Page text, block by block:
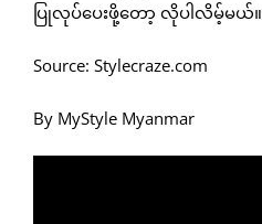
ပြုလုပ်ပေးဖို့တော့ လိုပါလိမ့်မယ်။
Source: Stylecraze.com
By MyStyle Myanmar